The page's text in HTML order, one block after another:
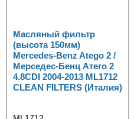
Масляный фильтр
(высота 150мм)
Mercedes-Benz Atego 2 /
Мерседес-Бенц Атего 2
4.8CDI 2004-2013 ML1712
CLEAN FILTERS (Италия)